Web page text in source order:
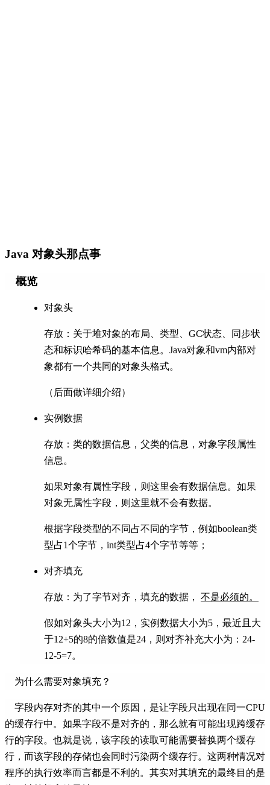
Java 对象头那点事
概览
对象头
存放：关于堆对象的布局、类型、GC状态、同步状
态和标识哈希码的基本信息。Java对象和vm内部对
象都有一个共同的对象头格式。
（后面做详细介绍）
实例数据
存放：类的数据信息，父类的信息，对象字段属性
信息。
如果对象有属性字段，则这里会有数据信息。如果
对象无属性字段，则这里就不会有数据。
根据字段类型的不同占不同的字节，例如boolean类
型占1个字节，int类型占4个字节等等；
对齐填充
存放：为了字节对齐，填充的数据， 不是必须的。
假如对象头大小为12，实例数据大小为5，最近且大
于12+5的8的倍数值是24，则对齐补充大小为：24-
12-5=7。
为什么需要对象填充？
字段内存对齐的其中一个原因，是让字段只出现在同一CPU
的缓存行中。如果字段不是对齐的，那么就有可能出现跨缓存
行的字段。也就是说，该字段的读取可能需要替换两个缓存
行，而该字段的存储也会同时污染两个缓存行。这两种情况对
程序的执行效率而言都是不利的。其实对其填充的最终目的是